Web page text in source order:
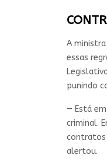
A
essas
punindo
— Está
criminal.
contratos
alertou.